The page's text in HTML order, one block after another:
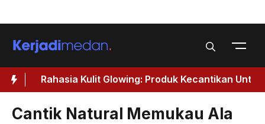
to
Rahasia Kulit Glowing: Produk Kecantikan Untuk
Wanita 40 Tahun Keatas
Cantik Natural Memukau Ala